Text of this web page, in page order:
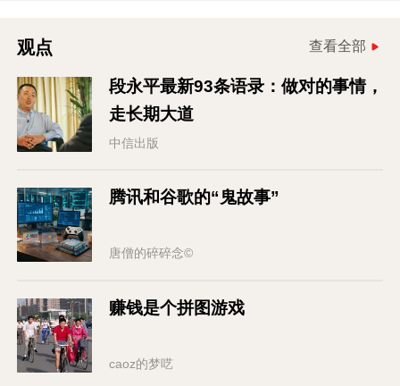
观点 查看全部
段永平最新93条语录：做对的事情，
走长期大道
中信出版
腾讯和谷歌的“鬼故事”
唐僧的碎碎念©
赚钱是个拼图游戏
caoz的梦呓